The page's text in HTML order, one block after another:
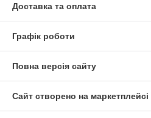
Доставка та оплата
Графік роботи
Повна версія сайту
Сайт створено на маркетплейсі